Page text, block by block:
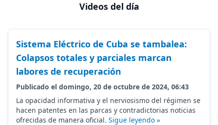
Videos del día
Sistema Eléctrico de Cuba se tambalea:
Colapsos totales y parciales marcan
labores de recuperación
Publicado el domingo, 20 de octubre de 2024, 06:43
La opacidad informativa y el nerviosismo del régimen se
hacen patentes en las parcas y contradictorias noticias
ofrecidas de manera oficial. Sigue leyendo »